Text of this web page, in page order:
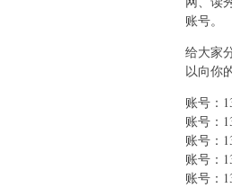
账号。
给大家
以向你
账号：
账号：
账号：
账号：
账号：